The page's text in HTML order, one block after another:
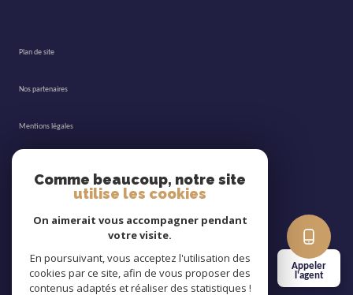
Appeler
l'agent
plan de site
nos partenaires
mentions légales
cookies
Comme beaucoup, notre site
utilise les cookies
On aimerait vous accompagner pendant
votre visite.
En poursuivant, vous acceptez l'utilisation des
cookies par ce site, afin de vous proposer des
contenus adaptés et réaliser des statistiques !